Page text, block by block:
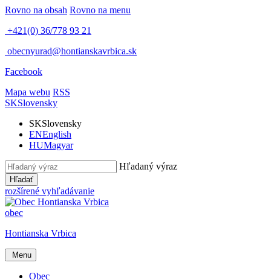
Rovno na obsah Rovno na menu
+421(0) 36/778 93 21
obecnyurad@hontianskavrbica.sk
Facebook
Mapa webu RSS
SKSlovensky
SKSlovensky
ENEnglish
HUMagyar
Hľadaný výraz
Hľadať
rozšírené vyhľadávanie
obec
Hontianska Vrbica
Menu
Obec